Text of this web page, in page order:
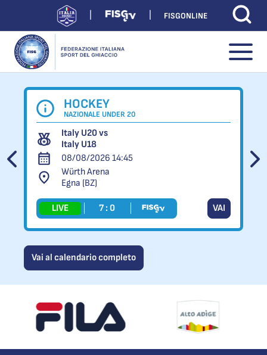
FISGONLINE
HOCKEY
NAZIONALE UNDER 20
Italy U20 vs
Italy U18
08/08/2026 14:45
Würth Arena
Egna (BZ)
LIVE 7 : 0 VAI
Vai al calendario completo